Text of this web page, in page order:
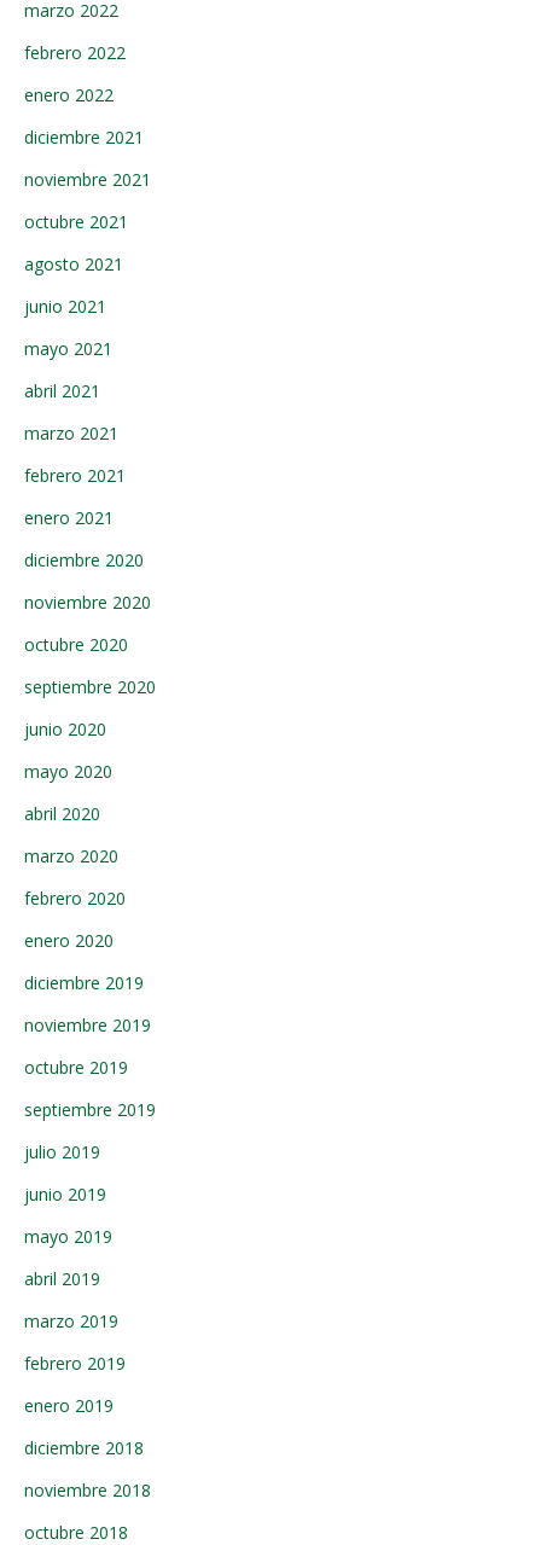
marzo 2022
febrero 2022
enero 2022
diciembre 2021
noviembre 2021
octubre 2021
agosto 2021
junio 2021
mayo 2021
abril 2021
marzo 2021
febrero 2021
enero 2021
diciembre 2020
noviembre 2020
octubre 2020
septiembre 2020
junio 2020
mayo 2020
abril 2020
marzo 2020
febrero 2020
enero 2020
diciembre 2019
noviembre 2019
octubre 2019
septiembre 2019
julio 2019
junio 2019
mayo 2019
abril 2019
marzo 2019
febrero 2019
enero 2019
diciembre 2018
noviembre 2018
octubre 2018